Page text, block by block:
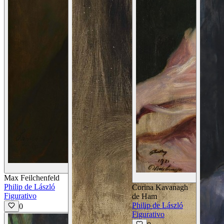
Ver Detalles
Max Feilchenfeld
Philip de László
Figurativo
0
Corina Kavanagh
de Ham
Philip de László
Figurativo